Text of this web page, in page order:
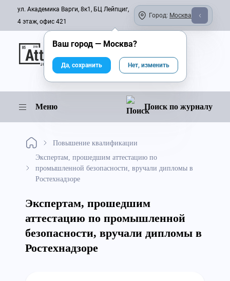
ул. Академика Варги, 8к1, БЦ Лейпциг,
4 этаж, офис 421
Город: Москва
Онлайн-журнал
Меню Поиск по журналу
Повышение квалификации
Экспертам, прошедшим аттестацию по
промышленной безопасности, вручали дипломы в
Ростехнадзоре
Экспертам, прошедшим
аттестацию по промышленной
безопасности, вручали дипломы в
Ростехнадзоре
Ваш город — Москва?
Да, сохранить Нет, изменить